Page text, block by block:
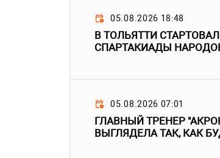
05.08.2026 18:48
В ТОЛЬЯТТИ
СПАРТАКИАДЫ
05.08.2026 07:01
ГЛАВНЫЙ ТРЕНЕР
ВЫГЛЯДЕЛА ТАК, КАК